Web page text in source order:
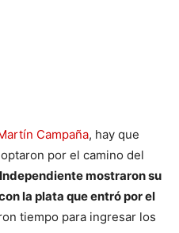
Campaña, hay que
por el camino del
mostraron su
la plata que entró por el
tiempo para ingresar los